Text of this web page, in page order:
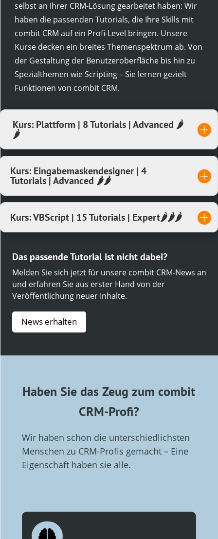
selbst an Ihrer CRM-Lösung gearbeitet haben: Wir
haben die passenden Tutorials, die Ihre Skills mit
combit CRM auf ein Profi-Level bringen. Unsere
Kurse decken ein breites Themenspektrum ab. Von
der Gestaltung der Benutzeroberfläche bis hin zu
Spezialthemen wie Scripting – Sie lernen gezielt
Funktionen von combit CRM.
Kurs: Plattform | 8 Tutorials | Advanced 🌶️
🌶️
Kurs: Eingabemaskendesigner | 4
Tutorials | Advanced 🌶️🌶️
Kurs: VBScript | 15 Tutorials | Expert🌶️🌶️🌶️
Das passende Tutorial ist nicht dabei?
Melden Sie sich jetzt für unsere combit CRM-News an
und erfahren Sie aus erster Hand von der
Veröffentlichung neuer Inhalte.
News erhalten
Haben Sie das Zeug zum combit
CRM-Profi?
Wir haben schon die unter­schied­lichs­ten
Men­schen zu CRM-Profis gemacht – Eine
Eigen­schaft haben sie alle.